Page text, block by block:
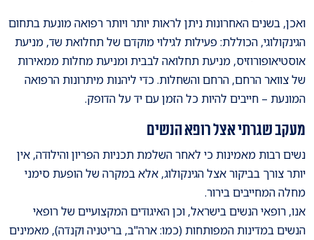
ואכן, בשנים האחרונות ניתן לראות יותר ויותר רפואה מונעת בתחום
הגינקולוגי, הכוללת: פעילות לגילוי מוקדם של תחלואת שד, מניעת
אוסטיאופורוזיס, מניעת תחלואה לבבית ומניעת מחלות ממאירות
של צוואר הרחם, הרחם והשחלות. כדי ליהנות מיתרונות הרפואה
המונעת – חייבים להיות כל הזמן עם יד על הדופק.
מעקב שגרתי אצל רופא הנשים
נשים רבות מאמינות כי לאחר השלמת תכניות הפריון והילודה, אין
יותר צורך בביקור אצל הגינקולוג, אלא במקרה של הופעת סימני
מחלה המחייבים בירור.
אנו, רופאי הנשים בישראל, וכן האיגודים המקצועיים של רופאי
הנשים במדינות המפותחות (כמו: ארה"ב, בריטניה וקנדה), מאמינים